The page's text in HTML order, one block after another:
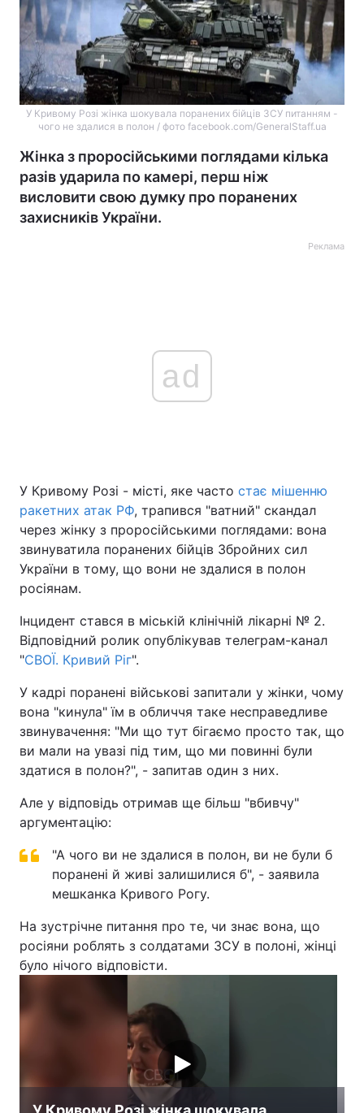
У Кривому Розі жінка шокувала поранених бійців ЗСУ питанням -
чого не здалися в полон / фото facebook.com/GeneralStaff.ua
Жінка з проросійськими поглядами кілька
разів ударила по камері, перш ніж
висловити свою думку про поранених
захисників України.
Реклама
ad
У Кривому Розі - місті, яке часто стає мішенню
ракетних атак РФ, трапився "ватний" скандал
через жінку з проросійськими поглядами: вона
звинуватила поранених бійців Збройних сил
України в тому, що вони не здалися в полон
росіянам.
Інцидент стався в міській клінічній лікарні № 2.
Відповідний ролик опублікував телеграм-канал
"СВОЇ. Кривий Ріг".
У кадрі поранені військові запитали у жінки, чому
вона "кинула" їм в обличчя таке несправедливе
звинувачення: "Ми що тут бігаємо просто так, що
ви мали на увазі під тим, що ми повинні були
здатися в полон?", - запитав один з них.
Але у відповідь отримав ще більш "вбивчу"
аргументацію:
"А чого ви не здалися в полон, ви не були б
поранені й живі залишилися б", - заявила
мешканка Кривого Рогу.
На зустрічне питання про те, чи знає вона, що
росіяни роблять з солдатами ЗСУ в полоні, жінці
було нічого відповісти.